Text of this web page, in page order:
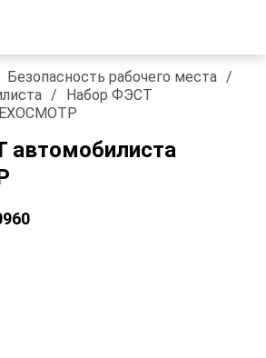
Безопасность рабочего места /
/
Набор ФЭСТ
автомобилиста